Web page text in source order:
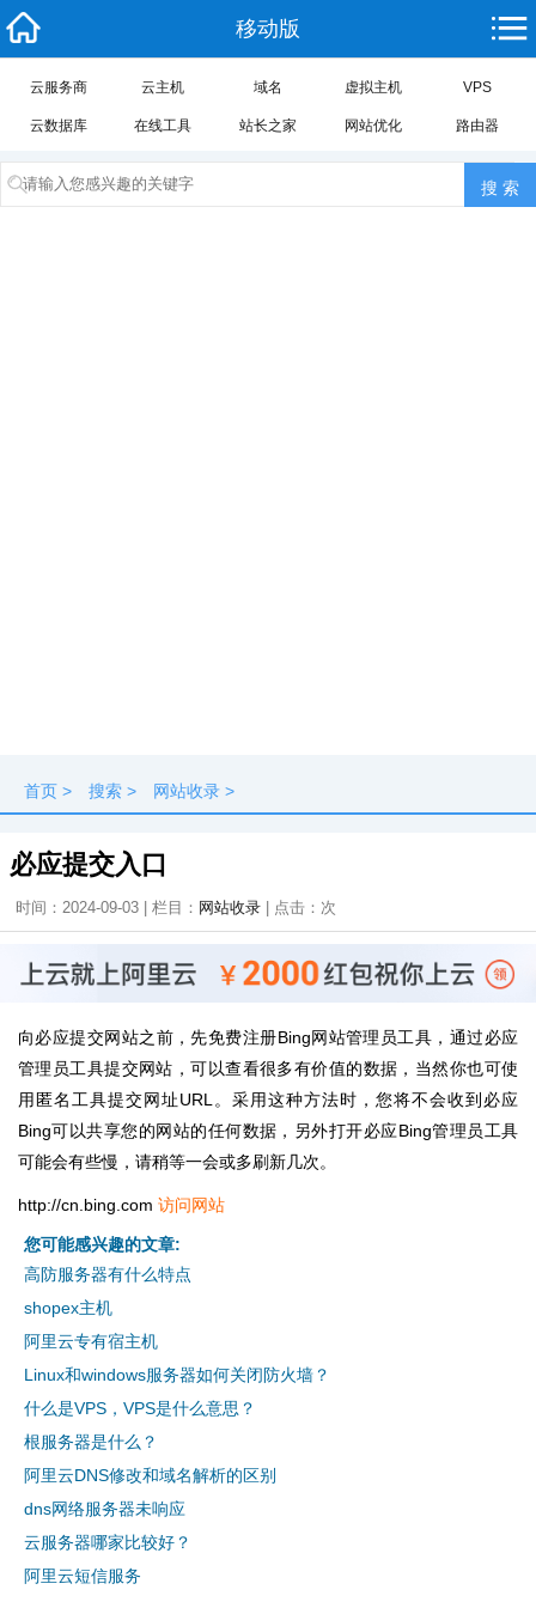
移动版
云服务商 云主机 域名 虚拟主机 VPS
云数据库 在线工具 站长之家 网站优化 路由器
首页 > 搜索 > 网站收录 >
必应提交入口
时间：2024-09-03 | 栏目： 网站收录 | 点击： 次
向必应提交网站之前，先免费注册Bing网站管理员工具，通过必应
管理员工具提交网站，可以查看很多有价值的数据，当然你也可使
用匿名工具提交网址URL。采用这种方法时，您将不会收到必应
Bing可以共享您的网站的任何数据，另外打开必应Bing管理员工具
可能会有些慢，请稍等一会或多刷新几次。
http://cn.bing.com 访问网站
您可能感兴趣的文章:
高防服务器有什么特点
shopex主机
阿里云专有宿主机
Linux和windows服务器如何关闭防火墙？
什么是VPS，VPS是什么意思？
根服务器是什么？
阿里云DNS修改和域名解析的区别
dns网络服务器未响应
云服务器哪家比较好？
阿里云短信服务